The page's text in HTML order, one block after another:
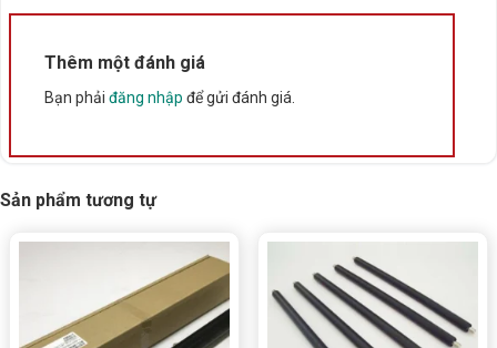
Thêm một đánh giá
Bạn phải đăng nhập để gửi đánh giá.
Sản phẩm tương tự